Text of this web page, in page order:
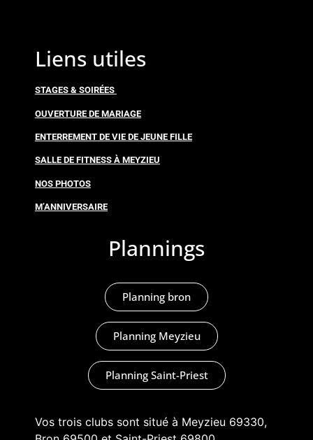
Liens utiles
STAGES & SOIRÉES
OUVERTURE DE MARIAGE
ENTERREMENT DE VIE DE JEUNE FILLE
SALLE DE FITNESS À MEYZIEU
NOS PHOTOS
M’ANNIVERSAIRE
Plannings
Planning bron
Planning Meyzieu
Planning Saint-Priest
Vos trois clubs sont situé à Meyzieu 69330,